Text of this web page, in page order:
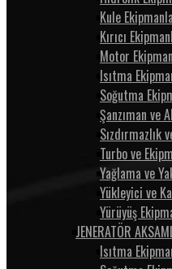
Kule
Kırıcı
Motor
Isıtma
Soğutma
Şanzıman ve
Sızdırmazlık
Turbo ve
Yağlama ve
Yükleyici ve
Yürüyüş
JENERATÖR
Isıtma